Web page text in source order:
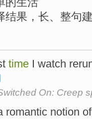
结果，长、整句
time I watch
On: Creep
romantic notion